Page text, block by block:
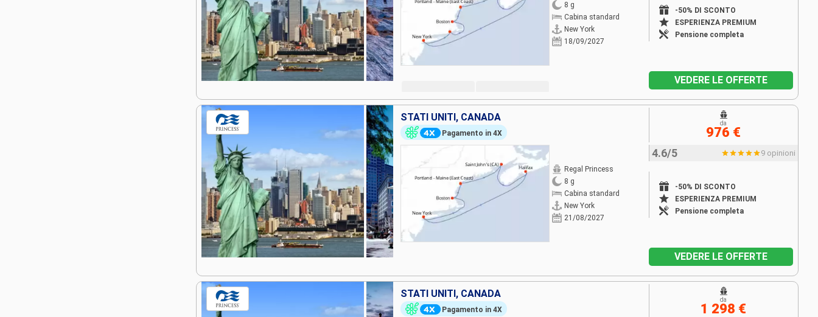
8 g
Cabina standard
New York
18/09/2027
-50% DI SCONTO
ESPERIENZA PREMIUM
Pensione completa
VEDERE LE OFFERTE
STATI UNITI, CANADA
Pagamento in 4X
Regal Princess
8 g
Cabina standard
New York
21/08/2027
4.6/5 9 opinioni
-50% DI SCONTO
ESPERIENZA PREMIUM
Pensione completa
da
976 €
VEDERE LE OFFERTE
STATI UNITI, CANADA
Pagamento in 4X
da
1 298 €